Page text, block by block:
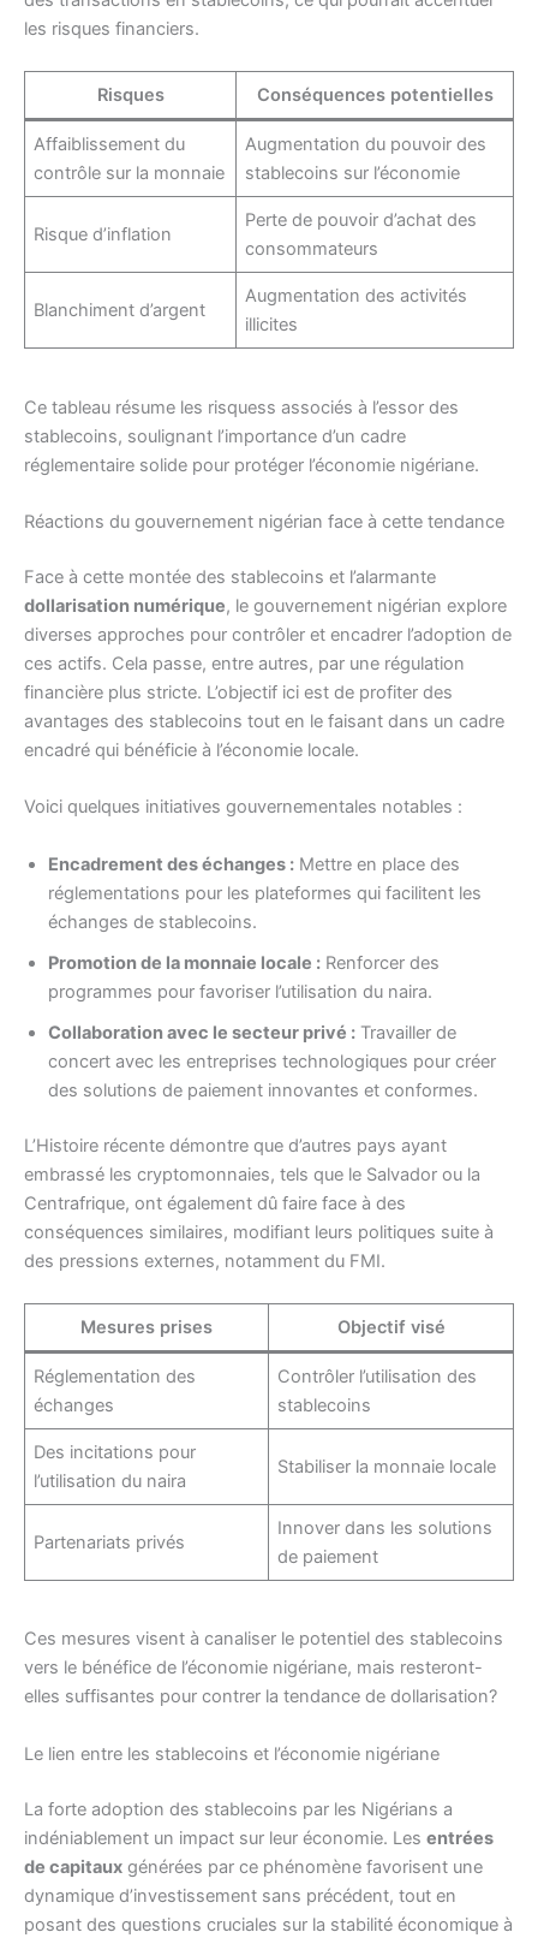
les risques financiers.
Risques Conséquences potentielles
Affaiblissement du
contrôle sur la monnaie
Augmentation du pouvoir des
stablecoins sur l’économie
Risque d’inflation
Perte de pouvoir d’achat des
consommateurs
Blanchiment d’argent
Augmentation des activités
illicites
Ce tableau résume les risquess associés à l’essor des
stablecoins, soulignant l’importance d’un cadre
réglementaire solide pour protéger l’économie nigériane.
Réactions du gouvernement nigérian face à cette tendance
Face à cette montée des stablecoins et l’alarmante
dollarisation numérique, le gouvernement nigérian explore
diverses approches pour contrôler et encadrer l’adoption de
ces actifs. Cela passe, entre autres, par une régulation
financière plus stricte. L’objectif ici est de profiter des
avantages des stablecoins tout en le faisant dans un cadre
encadré qui bénéficie à l’économie locale.
Voici quelques initiatives gouvernementales notables :
Encadrement des échanges : Mettre en place des
réglementations pour les plateformes qui facilitent les
échanges de stablecoins.
Promotion de la monnaie locale : Renforcer des
programmes pour favoriser l’utilisation du naira.
Collaboration avec le secteur privé : Travailler de
concert avec les entreprises technologiques pour créer
des solutions de paiement innovantes et conformes.
L’Histoire récente démontre que d’autres pays ayant
embrassé les cryptomonnaies, tels que le Salvador ou la
Centrafrique, ont également dû faire face à des
conséquences similaires, modifiant leurs politiques suite à
des pressions externes, notamment du FMI.
Mesures prises Objectif visé
Réglementation des
échanges
Contrôler l’utilisation des
stablecoins
Des incitations pour
l’utilisation du naira
Stabiliser la monnaie locale
Partenariats privés
Innover dans les solutions
de paiement
Ces mesures visent à canaliser le potentiel des stablecoins
vers le bénéfice de l’économie nigériane, mais resteront-
elles suffisantes pour contrer la tendance de dollarisation?
Le lien entre les stablecoins et l’économie nigériane
La forte adoption des stablecoins par les Nigérians a
indéniablement un impact sur leur économie. Les entrées
de capitaux générées par ce phénomène favorisent une
dynamique d’investissement sans précédent, tout en
posant des questions cruciales sur la stabilité économique à